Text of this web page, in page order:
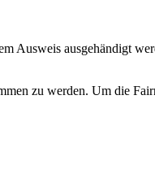
Ausweis ausgehändigt
zu werden. Um die